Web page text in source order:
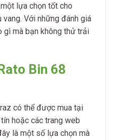
lựa chọn tốt cho
Với những đánh giá
gì mà bạn không thử trải
Bin 68
có thể được mua tại
hoặc các trang web
là một số lựa chọn mà